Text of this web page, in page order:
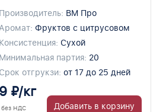
Производитель: ВМ Про
Аромат: Фруктов с цитрусовом
Консистенция: Сухой
Минимальная партия: 20
Срок отгрукзи: от 17 до 25 дней
₽/кг
без НДС Добавить в корзину